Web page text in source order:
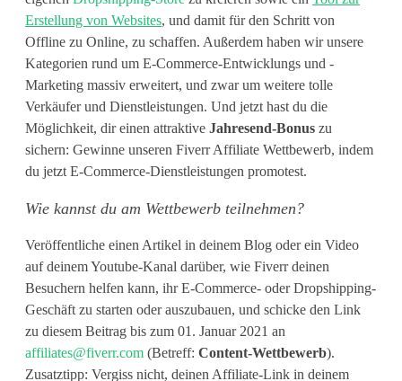
w
e
r
b
v
o
n
F
i
v
e
Erstellung von Websites, und damit für den Schritt von
Offline zu Online, zu schaffen. Außerdem haben wir unsere
Kategorien rund um E-Commerce-Entwicklungs und -
Marketing massiv erweitert, und zwar um weitere tolle
Verkäufer und Dienstleistungen. Und jetzt hast du die
Möglichkeit, dir einen attraktiveJahresend-Bonus zu
sichern: Gewinne unseren Fiverr Affiliate Wettbewerb, indem
du jetzt E-Commerce-Dienstleistungen promotest.
Wie kannst du am Wettbewerb teilnehmen?
Veröffentliche einen Artikel in deinem Blog oder ein Video
auf deinem Youtube-Kanal darüber, wie Fiverr deinen
Besuchern helfen kann, ihr E-Commerce- oder Dropshipping-
Geschäft zu starten oder auszubauen, und schicke den Link
zu diesem Beitrag bis zum 01. Januar 2021 an
affiliates@fiverr.com (Betreff:Content-Wettbewerb).
Zusatztipp: Vergiss nicht, deinen Affiliate-Link in deinem